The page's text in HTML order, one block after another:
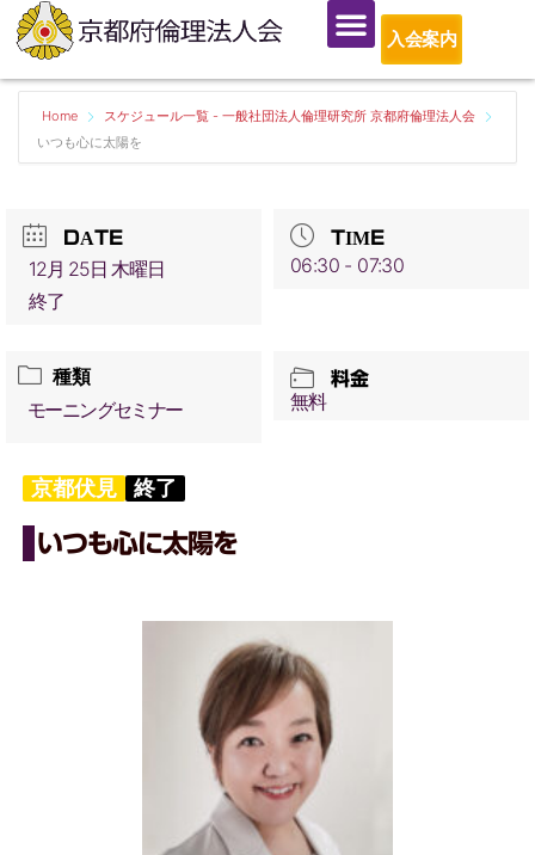
入会案内
Home
スケジュール一覧 - 一般社団法人倫理研究所 京都府倫理法人会
いつも心に太陽を
DATE
12月 25日 木曜日
終了
TIME
06:30 - 07:30
種類
モーニングセミナー
料金
無料
京都伏見 終了
いつも心に太陽を